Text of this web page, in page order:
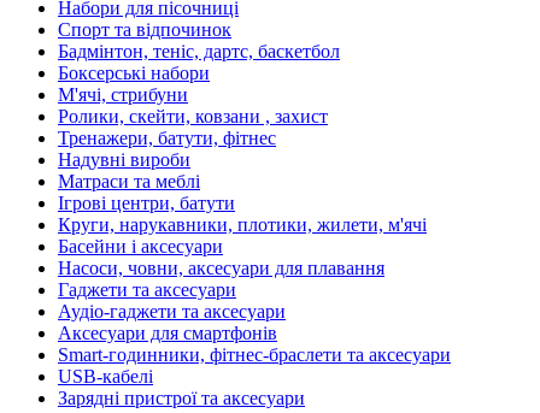
Набори для пісочниці
Спорт та відпочинок
Бадмінтон, теніс, дартс, баскетбол
Боксерські набори
М'ячі, стрибуни
Ролики, скейти, ковзани , захист
Тренажери, батути, фітнес
Надувні вироби
Матраси та меблі
Ігрові центри, батути
Круги, нарукавники, плотики, жилети, м'ячі
Басейни і аксесуари
Насоси, човни, аксесуари для плавання
Гаджети та аксесуари
Аудіо-гаджети та аксесуари
Аксесуари для смартфонів
Smart-годинники, фітнес-браслети та аксесуари
USB-кабелі
Зарядні пристрої та аксесуари